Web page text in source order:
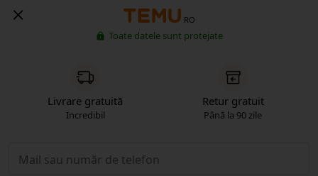
RO
Toate datele sunt protejate
Livrare gratuită
Incredibil
Retur gratuit
Până la 90 zile